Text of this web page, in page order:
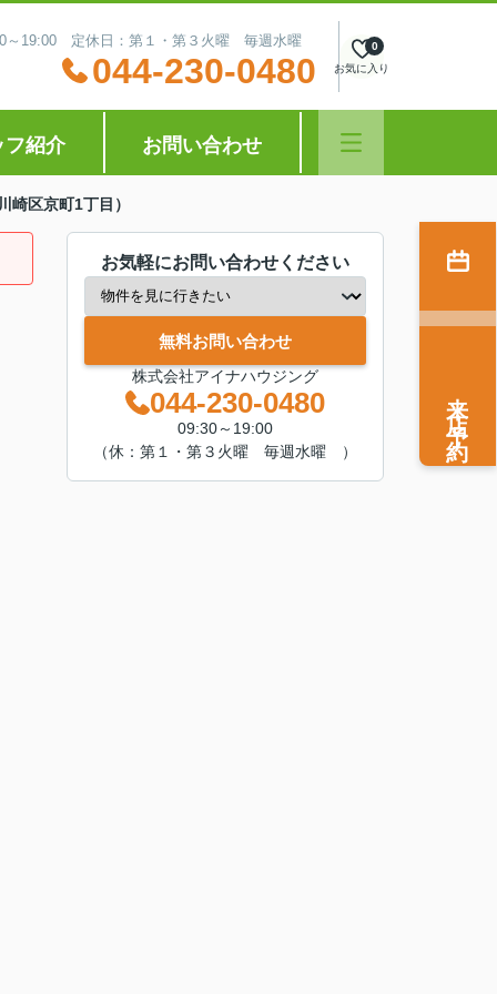
～19:00 定休日：第１・第３火曜 毎週水曜
044-230-0480 お気に入り
0
フ紹介 お問い合わせ
区京町1丁目）
お気軽にお問い合わせください
無料お問い合わせ
株式会社アイナハウジング
044-230-0480
09:30～19:00
（休：第１・第３火曜 毎週水曜 ）
来店予約